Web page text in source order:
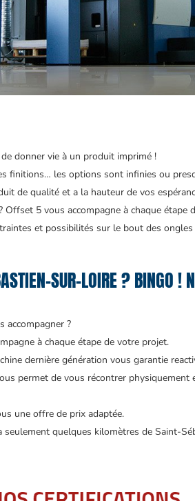
donner vie à un produit imprimé !
finitions… les options sont infinies ou
de qualité et a la hauteur de vos
5 vous accompagne à chaque étape
et possibilités sur le bout des ongles
SUR-LOIRE ? BINGO
accompagner ?
à chaque étape de votre projet.
dernière génération vous garantie
permet de vous récontrer
une offre de prix adaptée.
quelques kilomètres de Saint-